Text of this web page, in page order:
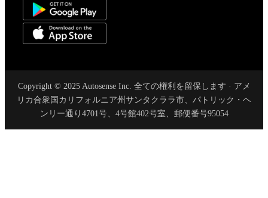
Copyright © 2025 Autosense Inc. 全ての権利を留保します · アメ
リカ合衆国カリフォルニア州サンタクララ市、パトリック・ヘ
ンリー通り4701号、4号館402号室、郵便番号95054